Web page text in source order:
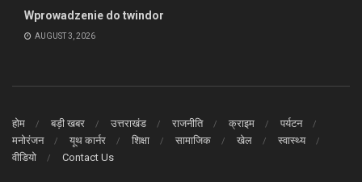
Wprowadzenie do twindor
AUGUST 3, 2026
होम बड़ी खबर उत्तराखंड राजनीति क्राइम
पर्यटन
मनोरंजन
यूथ कार्नर शिक्षा सामाजिक खेल
स्वास्थ्य
वीडियो
Contact Us